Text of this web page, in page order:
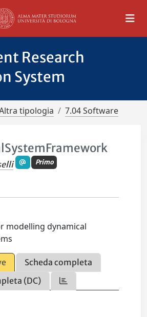
Research
System
tipologia 7.04 Software
Primo
modelling dynamical
Scheda completa
(DC)